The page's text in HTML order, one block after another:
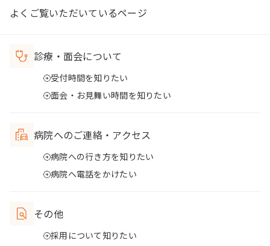
よくご覧いただいているページ
診療・面会について
受付時間を知りたい
面会・お見舞い時間を知りたい
病院へのご連絡・アクセス
病院への行き方を知りたい
病院へ電話をかけたい
その他
採用について知りたい